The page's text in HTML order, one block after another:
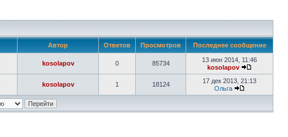
Автор Ответов Просмотров Последнее сообщение
kosolapov 0 85734
13 июн 2014, 11:46
kosolapov
kosolapov 1 18124
17 дек 2013, 21:13
Ольга